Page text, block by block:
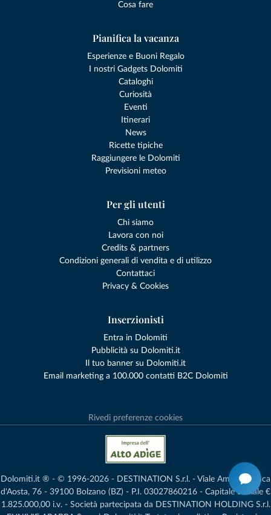
Cosa fare
Pianifica la vacanza
Esperienze e Buoni Regalo
I nostri Gadgets Dolomiti
Cataloghi
Curiosità
Eventi
Itinerari
News
Ricette tipiche
Raggiungere le Dolomiti
Previsioni meteo
Per gli utenti
Chi siamo
Lavora con noi
Credits & partners
Condizioni generali di vendita e di utilizzo
Contattaci
Privacy & Cookies
Inserzionisti
Entra in Dolomiti
Pubblicità su Dolomiti.it
Il tuo banner su Dolomiti.it
Email marketing a 100.000 contatti B2C Dolomiti
Rivedi preferenze cookies
Dolomiti.it ® - © 1996-2026 - DESTINATION S.r.l. - Viale Amedeo Duca
d'Aosta, 76 - 39100 Bolzano (BZ) - P.I. 03027860216 - Capitale Sociale €
1.825.000,00 i.v. - Società partecipata da DESTINATION HOLDING S.r.l.